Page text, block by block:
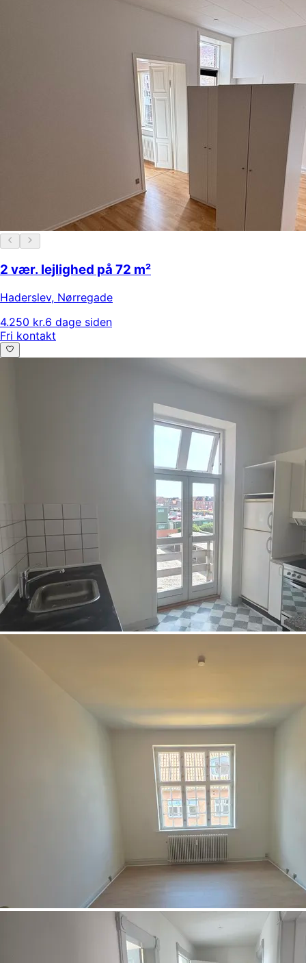
2 vær. lejlighed på 72 m²
Haderslev, Nørregade
4.250 kr.6 dage siden
Fri kontakt